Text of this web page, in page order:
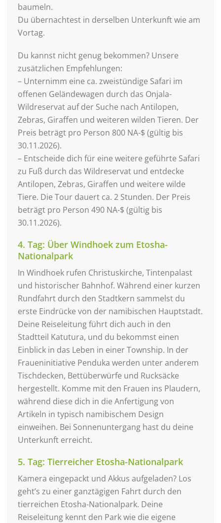
baumeln.
Du übernachtest in derselben Unterkunft wie am
Vortag.
Du kannst nicht genug bekommen? Unsere
zusätzlichen Empfehlungen:
– Unternimm eine ca. zweistündige Safari im
offenen Geländewagen durch das Onjala-
Wildreservat auf der Suche nach Antilopen,
Zebras, Giraffen und weiteren wilden Tieren. Der
Preis beträgt pro Person 800 NA-$ (gültig bis
30.11.2026).
– Entscheide dich für eine weitere geführte Safari
zu Fuß durch das Wildreservat und entdecke
Antilopen, Zebras, Giraffen und weitere wilde
Tiere. Die Tour dauert ca. 2 Stunden. Der Preis
beträgt pro Person 490 NA-$ (gültig bis
30.11.2026).
4. Tag: Über Windhoek zum Etosha-
Nationalpark
In Windhoek rufen Christuskirche, Tintenpalast
und historischer Bahnhof. Während einer kurzen
Rundfahrt durch den Stadtkern sammelst du
erste Eindrücke von der namibischen Hauptstadt.
Deine Reiseleitung führt dich auch in den
Stadtteil Katutura, und du bekommst einen
Einblick in das Leben in einer Township. In der
Fraueninitiative Penduka werden unter anderem
Tischdecken, Bettüberwürfe und Rucksäcke
hergestellt. Komme mit den Frauen ins Plaudern,
während diese dich in die Anfertigung von
Artikeln in typisch namibischem Design
einweihen. Bei Sonnenuntergang hast du deine
Unterkunft erreicht.
5. Tag: Tierreicher Etosha-Nationalpark
Kamera eingepackt und Akkus aufgeladen? Los
geht’s zu einer ganztägigen Fahrt durch den
tierreichen Etosha-Nationalpark. Deine
Reiseleitung kennt den Park wie die eigene